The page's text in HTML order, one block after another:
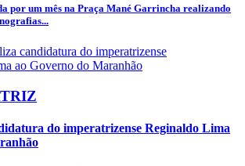
por um mês na Praça Mané Garrincha realizando
do imperatrizense Reginaldo Lima